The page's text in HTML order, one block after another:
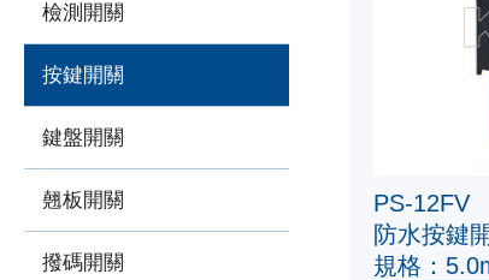
檢測開關
按鍵開關
鍵盤開關
翹板開關
撥碼開關
PS-12FV
防水按鍵
規格：